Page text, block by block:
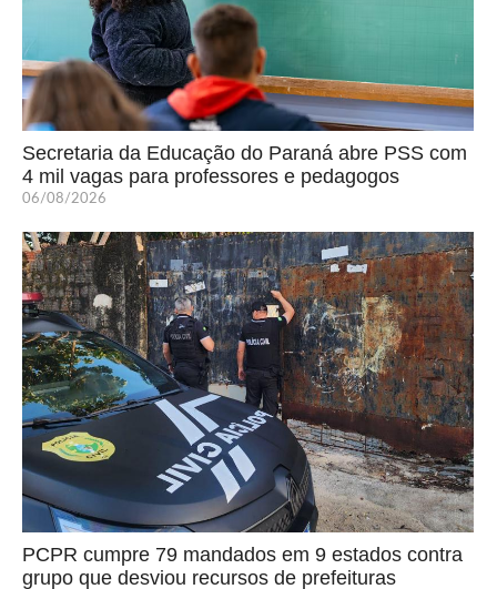
Secretaria da Educação do Paraná abre PSS com
4 mil vagas para professores e pedagogos
06/08/2026
PCPR cumpre 79 mandados em 9 estados contra
grupo que desviou recursos de prefeituras